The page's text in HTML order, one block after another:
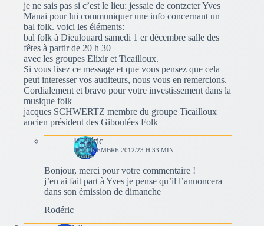
je ne sais pas si c’est le lieu: jessaie de contzcter Yves
Manai pour lui communiquer une info concernant un
bal folk. voici les éléments:
bal folk à Dieulouard samedi 1 er décembre salle des
fêtes à partir de 20 h 30
avec les groupes Elixir et Ticailloux.
Si vous lisez ce message et que vous pensez que cela
peut interesser vos auditeurs, nous vous en remercions.
Cordialement et bravo pour votre investissement dans la
musique folk
jacques SCHWERTZ membre du groupe Ticailloux
ancien président des Giboulées Folk
Rodéric
23 NOVEMBRE 2012/23 H 33 MIN
Bonjour, merci pour votre commentaire !
j’en ai fait part à Yves je pense qu’il l’annoncera
dans son émission de dimanche
Rodéric